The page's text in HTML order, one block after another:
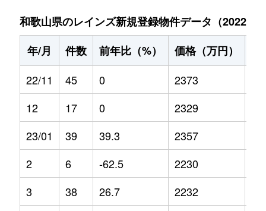
和歌山県のレインズ新規登録物件データ（2022年
年/月
件数 前年比（%） 価格（万円）
22/11
45 0 2373
12
17 0 2329
23/01
39 39.3 2357
2
6 -62.5 2230
3
38 26.7 2232